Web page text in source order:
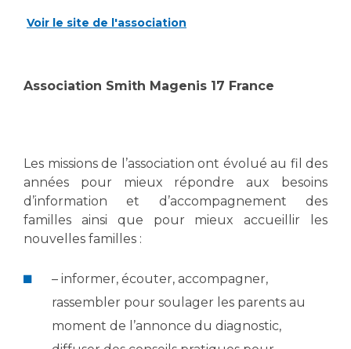
Voir le site de l'association
Association Smith Magenis 17 France
Les missions de l’association ont évolué au fil des
années pour mieux répondre aux besoins
d’information et d’accompagnement des
familles ainsi que pour mieux accueillir les
nouvelles familles :
– informer, écouter, accompagner,
rassembler pour soulager les parents au
moment de l’annonce du diagnostic,